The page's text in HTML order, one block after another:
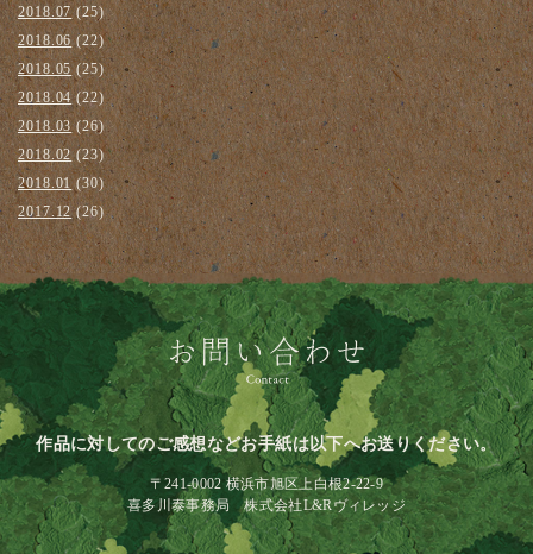
2018.07(25)
2018.06 (22)
2018.05(25)
2018.04(22)
2018.03(26)
2018.02 (23)
2018.01(30)
2017.12(26)
作品に対してのご感想などお手紙は以下へお送りください。
〒241-0002 横浜市旭区上白根2-22-9
喜多川泰事務局 株式会社L&Rヴィレッジ